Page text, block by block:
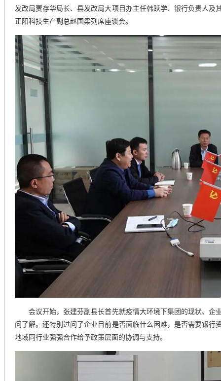
发改局贾存华局长、县发改局大项目办主任韩跃学、银行负责人
正阳科技生产副总赵国梁列席座谈会。
会议开始，张建芬副县长首先就疫情大环境下集团的现状、企
问了解。还特别过问了企业目前是否面临什么困难，是否需要银
地域同行业强强合作给予政策层面的协调与支持。